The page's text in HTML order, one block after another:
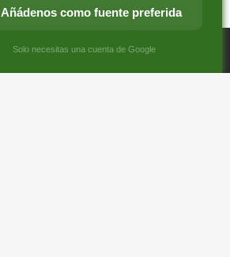
FACEBOOK
X
E-
Añádenos como fuente preferida
Solo necesitas una cuenta de Google